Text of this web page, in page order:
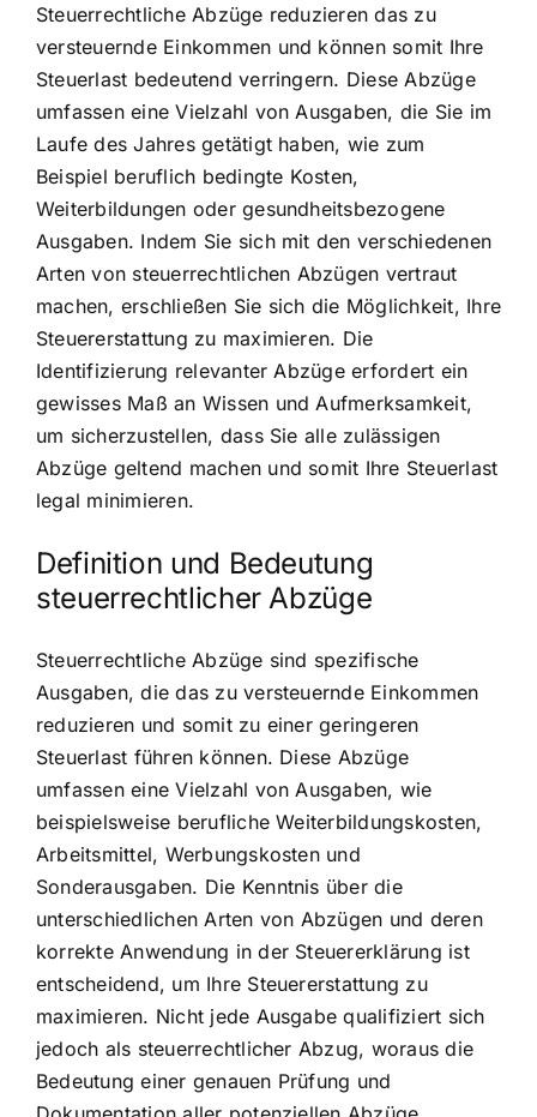
Steuerrechtliche Abzüge reduzieren das zu
versteuernde Einkommen und können somit Ihre
Steuerlast bedeutend verringern. Diese Abzüge
umfassen eine Vielzahl von Ausgaben, die Sie im
Laufe des Jahres getätigt haben, wie zum
Beispiel beruflich bedingte Kosten,
Weiterbildungen oder gesundheitsbezogene
Ausgaben. Indem Sie sich mit den verschiedenen
Arten von steuerrechtlichen Abzügen vertraut
machen, erschließen Sie sich die Möglichkeit, Ihre
Steuererstattung zu maximieren. Die
Identifizierung relevanter Abzüge erfordert ein
gewisses Maß an Wissen und Aufmerksamkeit,
um sicherzustellen, dass Sie alle zulässigen
Abzüge geltend machen und somit Ihre Steuerlast
legal minimieren.
Definition und Bedeutung
steuerrechtlicher Abzüge
Steuerrechtliche Abzüge sind spezifische
Ausgaben, die das zu versteuernde Einkommen
reduzieren und somit zu einer geringeren
Steuerlast führen können. Diese Abzüge
umfassen eine Vielzahl von Ausgaben, wie
beispielsweise berufliche Weiterbildungskosten,
Arbeitsmittel, Werbungskosten und
Sonderausgaben. Die Kenntnis über die
unterschiedlichen Arten von Abzügen und deren
korrekte Anwendung in der Steuererklärung ist
entscheidend, um Ihre Steuererstattung zu
maximieren. Nicht jede Ausgabe qualifiziert sich
jedoch als steuerrechtlicher Abzug, woraus die
Bedeutung einer genauen Prüfung und